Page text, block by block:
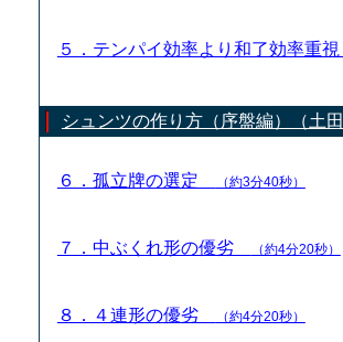
５．テンパイ効率より和了効率重
シュンツの作り方（序盤編）（土田
６．孤立牌の選定 （約3分40秒）
７．中ぶくれ形の優劣 （約4分20秒）
８．４連形の優劣 （約4分20秒）